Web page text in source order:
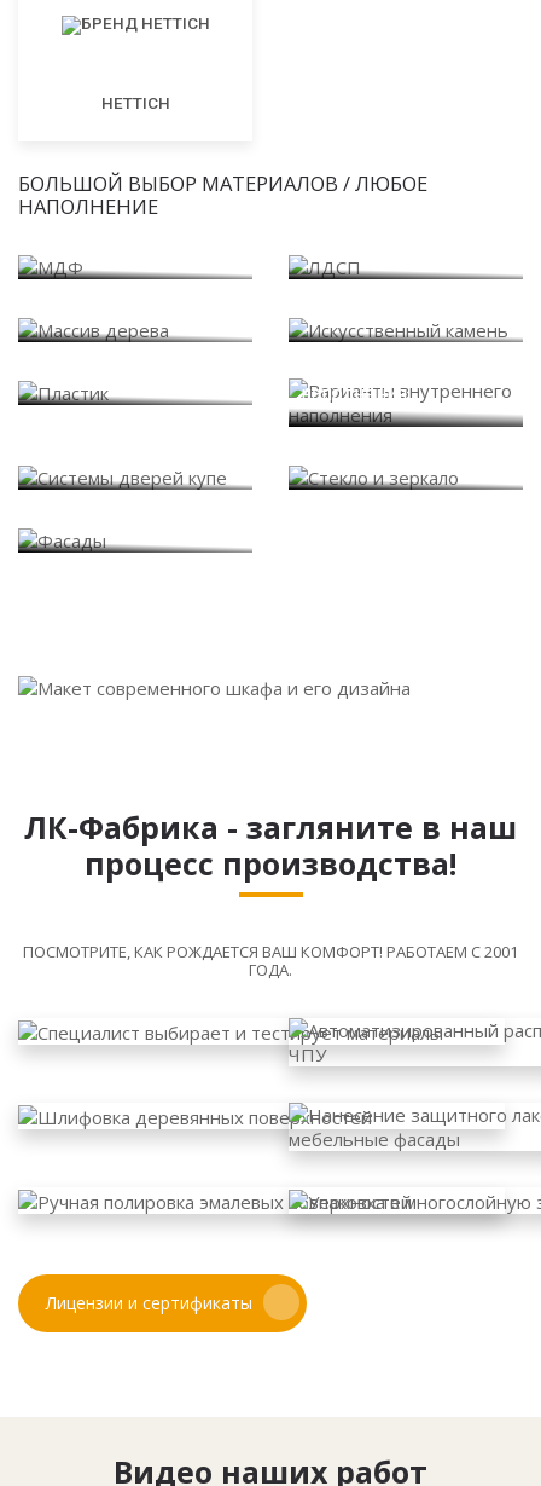
HETTICH
БОЛЬШОЙ ВЫБОР МАТЕРИАЛОВ / ЛЮБОЕ
НАПОЛНЕНИЕ
наполнения
ЛК-Фабрика - загляните в наш
процесс производства!
ПОСМОТРИТЕ, КАК РОЖДАЕТСЯ ВАШ КОМФОРТ! РАБОТАЕМ С 2001
ГОДА.
Лицензии и сертификаты
Видео наших работ